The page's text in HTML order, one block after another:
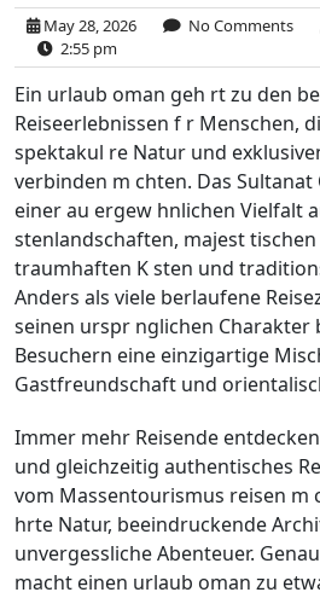
May 28, 2026 No Comments
2:55 pm
Ein urlaub oman geh rt zu den
Reiseerlebnissen f r Menschen,
spektakul re Natur und
verbinden m chten. Das
einer au ergew hnlichen Vielfalt
stenlandschaften, majest
traumhaften K sten und
Anders als viele berlaufene
seinen urspr nglichen
Besuchern eine einzigartige
Gastfreundschaft und
Immer mehr Reisende
und gleichzeitig authentisches
vom Massentourismus reisen m
hrte Natur, beeindruckende
unvergessliche Abenteuer.
macht einen urlaub oman zu